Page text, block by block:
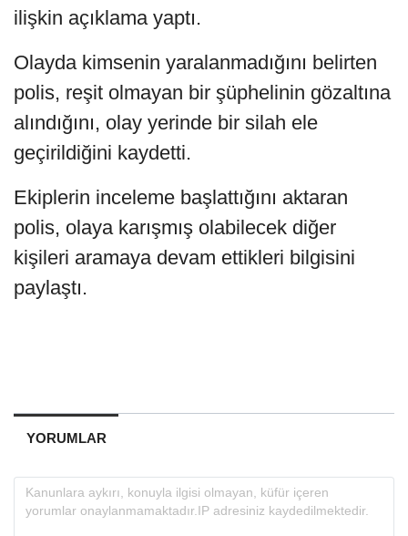
ilişkin açıklama yaptı.
Olayda kimsenin yaralanmadığını belirten
polis, reşit olmayan bir şüphelinin gözaltına
alındığını, olay yerinde bir silah ele
geçirildiğini kaydetti.
Ekiplerin inceleme başlattığını aktaran
polis, olaya karışmış olabilecek diğer
kişileri aramaya devam ettikleri bilgisini
paylaştı.
YORUMLAR